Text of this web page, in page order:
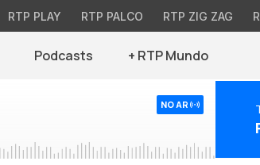
RTP PLAY RTP PALCO RTP ZIG ZAG
Podcasts + RTP Mundo
NO AR